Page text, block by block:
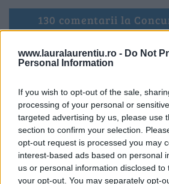
www.lauralaurentiu.ro - Do Not
Personal Information
If you wish to opt-out of the sale,
processing of your personal or
targeted advertising by us, please use
section to confirm your selection.
opt-out request is processed you may
interest-based ads based on personal
us or personal information disclosed
your opt-out. You may separately opt-
130 comentarii la
Crina Nae Stoiespune:
felicitari castigatorilor!…dar si d-nei
organizat concursul!
Răspunde